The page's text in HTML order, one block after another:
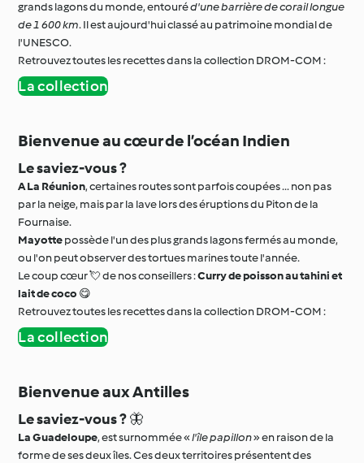
grands lagons du monde, entouréd'une barrière de corail longue
de 1 600 km. Il est aujourd'hui classé au patrimoine mondial de
l'UNESCO.
Retrouvez toutes les recettes dans la collection DROM-COM :
La collection
Bienvenue au cœur de l’océan Indien
Le saviez-vous ?
A La Réunion, certaines routes sont parfois coupées ... non pas
par la neige, mais par la lave lors des éruptions du Piton de la
Fournaise.
Mayottepossède l'un des plus grands lagons fermés au monde,
ou l'on peut observer des tortues marines toute l'année.
Le coup cœur 💘 de nos conseillers :Curry de poisson au tahini et
lait de coco 😋
Retrouvez toutes les recettes dans la collection DROM-COM :
La collection
Bienvenue aux Antilles
Le saviez-vous ?🦋
La Guadeloupe, est surnommée «l'île papillon» en raison de la
forme de ses deux îles. Ces deux territoires présentent des